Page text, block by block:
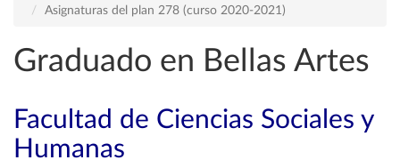
Asignaturas del plan 278 (curso 2020-2021)
Graduado en Bellas Artes
Facultad de Ciencias Sociales y
Humanas